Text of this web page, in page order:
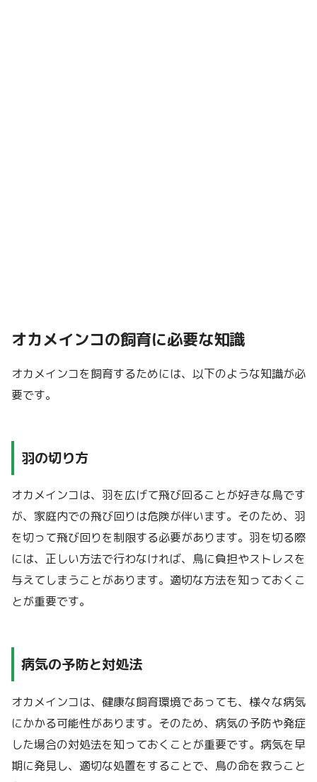
オカメインコの飼育に必要な知識
オカメインコを飼育するためには、以下のような知識が必
要です。
羽の切り方
オカメインコは、羽を広げて飛び回ることが好きな鳥です
が、家庭内での飛び回りは危険が伴います。そのため、羽
を切って飛び回りを制限する必要があります。羽を切る際
には、正しい方法で行わなければ、鳥に負担やストレスを
与えてしまうことがあります。適切な方法を知っておくこ
とが重要です。
病気の予防と対処法
オカメインコは、健康な飼育環境であっても、様々な病気
にかかる可能性があります。そのため、病気の予防や発症
した場合の対処法を知っておくことが重要です。病気を早
期に発見し、適切な処置をすることで、鳥の命を救うこと